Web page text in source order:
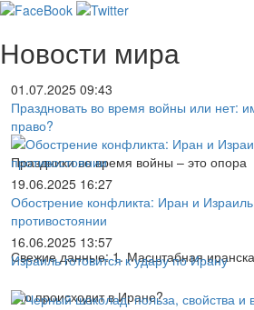
Новости мира
01.07.2025 09:43
Праздновать во время войны или нет:
право?
Праздники во время войны – это опора
19.06.2025 16:27
Обострение конфликта: Иран и
противостоянии
Свежие данные: 1. Масштабная
16.06.2025 13:57
Израиль готовится к удару по Ирану
Что происходит в Иране?